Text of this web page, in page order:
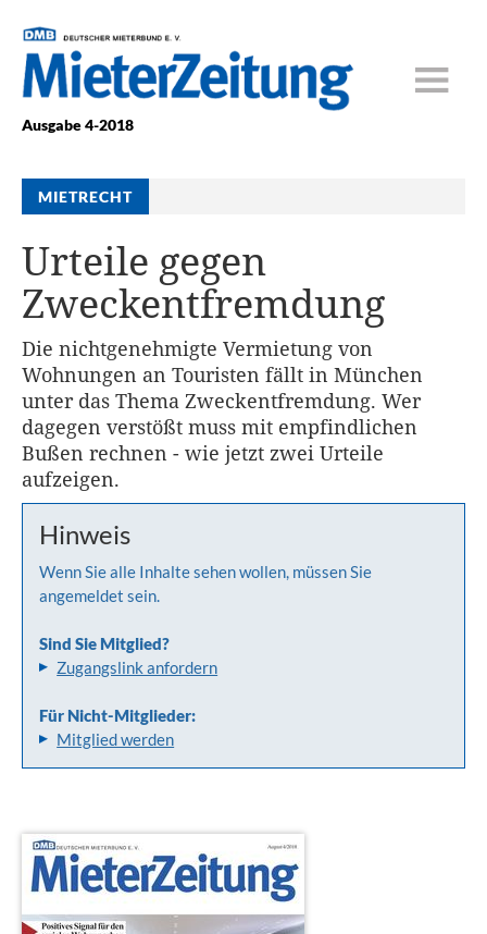
Ausgabe 4-2018
MIETRECHT
Urteile gegen
Zweckentfremdung
Die nichtgenehmigte Vermietung von
Wohnungen an Touristen fällt in München
unter das Thema Zweckentfremdung. Wer
dagegen verstößt muss mit empfindlichen
Bußen rechnen - wie jetzt zwei Urteile
aufzeigen.
Hinweis
Wenn Sie alle Inhalte sehen wollen, müssen Sie
angemeldet sein.
Sind Sie Mitglied?
Zugangslink anfordern
Für Nicht-Mitglieder:
Mitglied werden